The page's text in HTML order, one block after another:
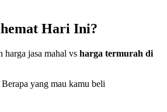
Hari Ini?
harga jasa mahal vs harga termurah di
Berapa yang mau kamu beli